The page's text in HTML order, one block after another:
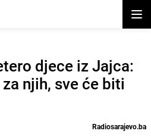
djece iz Jajca:
njih, sve će biti
Radiosarajevo.ba